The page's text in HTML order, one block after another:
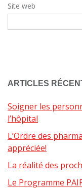
Site web
ARTICLES
Soigner les
l’hôpital
L’Ordre des
appréciée!
La réalité des
Le Programme